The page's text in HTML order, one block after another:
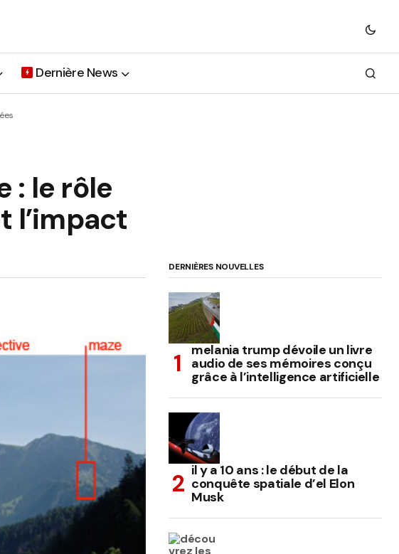
Dernière News
: le rôle
l’impact
DERNIÈRES NOUVELLES
melania trump dévoile un livre
audio de ses mémoires conçu
grâce à l’intelligence artificielle
il y a 10 ans : le début de la
conquête spatiale d’el Elon
Musk